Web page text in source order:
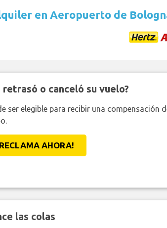
en Aeropuerto de
retrasó o canceló su vuelo?
ser elegible para recibir una compensación
AHORA!
las colas